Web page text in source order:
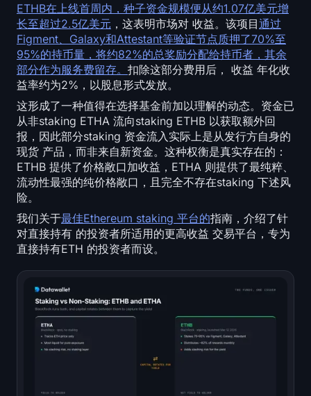
语言
ETHB在上线首周内，种子资金规模便从约1.07亿美元增
长至超过2.5亿美元 ，这表明市场对 收益。该项目通过
Figment、Galaxy和Attestant等验证节点质押了70%至
95%的持币量，将约82%的总奖励分配给持币者，其余
部分作为服务费留存。 扣除这部分费用后， 收益 年化收
益率约为2%，以股息形式发放。
这形成了一种值得在选择基金前加以理解的动态。资金已
从非staking ETHA 流向staking ETHB 以获取额外回
报，因此部分staking 资金流入实际上是从发行方自身的
现货 产品，而非来自新资金。这种权衡是真实存在的：
ETHB 提供了价格敞口加收益，ETHA 则提供了最纯粹、
流动性最强的纯价格敞口，且完全不存在staking 下述风
险。
我们关于最佳Ethereum staking 平台的指南，介绍了针
对直接持有 的投资者所适用的更高收益 交易平台，专为
直接持有ETH 的投资者而设。